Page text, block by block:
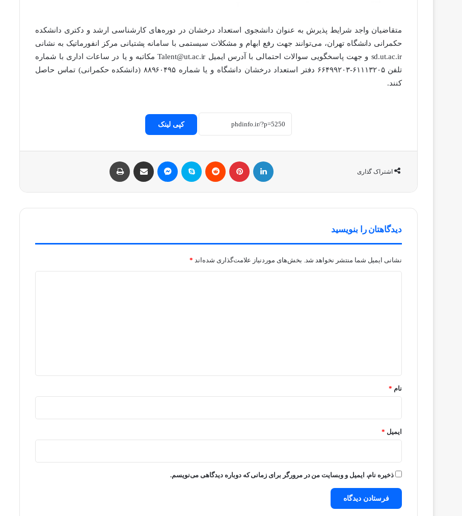
متقاضیان واجد شرایط پذیرش به عنوان دانشجوی استعداد درخشان در دوره‌های کارشناسی ارشد و دکتری دانشکده
حکمرانی دانشگاه تهران، می‌توانند جهت رفع ابهام و مشکلات سیستمی با سامانه پشتیانی مرکز انفورماتیک به نشانی
sd.ut.ac.ir و جهت پاسخگویی سوالات احتمالی با آدرس ایمیل Talent@ut.ac.ir مکاتبه و یا در ساعات اداری با شماره
تلفن ۶۱۱۱۳۲۰۵-۶۶۴۹۹۲۰۳ دفتر استعداد درخشان دانشگاه و یا شماره ۸۸۹۶۰۴۹۵ (دانشکده حکمرانی) تماس حاصل
کنند.
کپی لینک
اشتراک گذاری
دیدگاهتان را بنویسید
نشانی ایمیل شما منتشر نخواهد شد. بخش‌های موردنیاز علامت‌گذاری شده‌اند *
نام *
ایمیل *
ذخیره نام، ایمیل و وبسایت من در مرورگر برای زمانی که دوباره دیدگاهی می‌نویسم.